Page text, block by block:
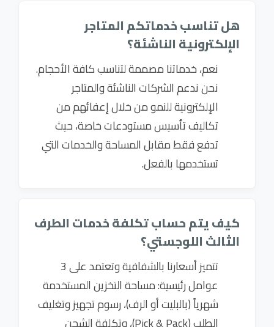
هل تناسب خدماتكم المتاجر
الإلكترونية الناشئة؟
نعم، خدماتنا مصممة لتناسب كافة الأحجام.
نحن ندعم الشركات الناشئة والمتاجر
الإلكترونية للنمو من خلال إعفائهم من
تكاليف تأسيس مستودعات خاصة، حيث
تدفع فقط مقابل المساحة والخدمات التي
تستخدمها بالفعل.
كيف يتم حساب تكلفة خدمات الطرف
الثالث اللوجستي؟
تتميز أسعارنا بالشفافية وتعتمد على 3
عوامل رئيسية: مساحة التخزين المستخدمة
شهرياً (بالبليت أو الرف)، رسوم تجهيز وتغليف